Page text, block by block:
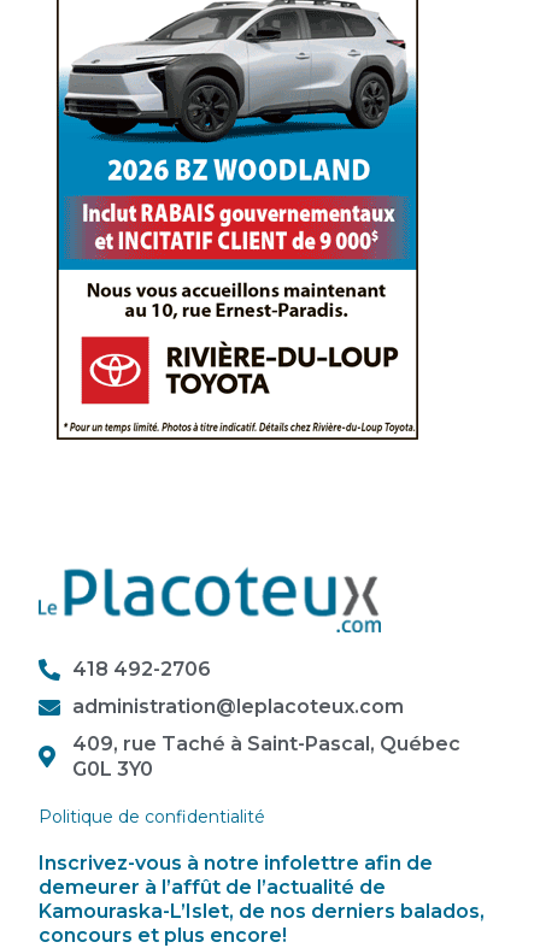
418 492-2706
administration@leplacoteux.com
409, rue Taché à Saint-Pascal, Québec
G0L 3Y0
Politique de confidentialité
Inscrivez-vous à notre infolettre afin de
demeurer à l’affût de l’actualité de
Kamouraska-L’Islet, de nos derniers balados,
concours et plus encore!